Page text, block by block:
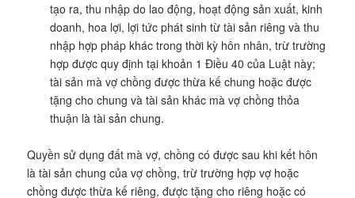
tạo ra, thu nhập do lao động, hoạt động sản xuất, kinh
doanh, hoa lợi, lợi tức phát sinh từ tài sản riêng và thu
nhập hợp pháp khác trong thời kỳ hôn nhân, trừ trường
hợp được quy định tại khoản 1 Điều 40 của Luật này;
tài sản mà vợ chồng được thừa kế chung hoặc được
tặng cho chung và tài sản khác mà vợ chồng thỏa
thuận là tài sản chung.
Quyền sử dụng đất mà vợ, chồng có được sau khi kết hôn
là tài sản chung của vợ chồng, trừ trường hợp vợ hoặc
chồng được thừa kế riêng, được tặng cho riêng hoặc có